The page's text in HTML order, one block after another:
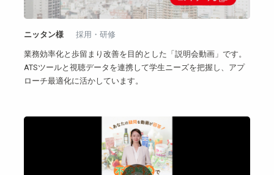
ニッタン様 採用・研修
業務効率化と歩留まり改善を目的とした「説明会動画」です。
ATSツールと視聴データを連携して学生ニーズを把握し、アプ
ローチ最適化に活かしています。